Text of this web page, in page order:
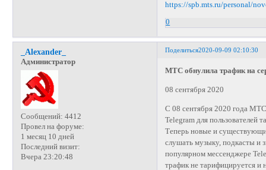
https://spb.mts.ru/personal/
0
Поделиться2020-09-09 02:10:30
_Alexander_
Администратор
Сообщений: 4412
Провел на форуме:
1 месяц 10 дней
Последний визит:
Вчера 23:20:48
МТС обнулила трафик на
08 сентября 2020
С 08 сентября 2020 года
Telegram для
Теперь новые и
слушать музыку, подкасты и
популярном мессенджере
трафик не тарифицируется и